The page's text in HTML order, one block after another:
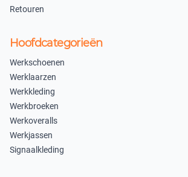
Retouren
Hoofdcategorieën
Werkschoenen
Werklaarzen
Werkkleding
Werkbroeken
Werkoveralls
Werkjassen
Signaalkleding